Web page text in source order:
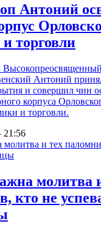
Антоний
торговли
Антоний
и совершил чин
корпуса
и торговли.
21:56
молитва
кто не